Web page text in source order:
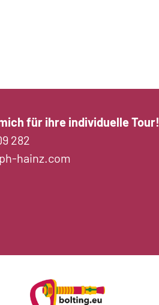
für ihre individuelle Tour!
282
hainz.com